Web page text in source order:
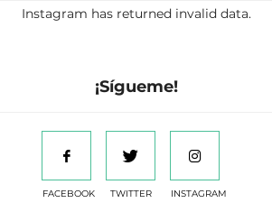
Instagram has returned invalid data.
¡Sígueme!
FACEBOOK TWITTER INSTAGRAM